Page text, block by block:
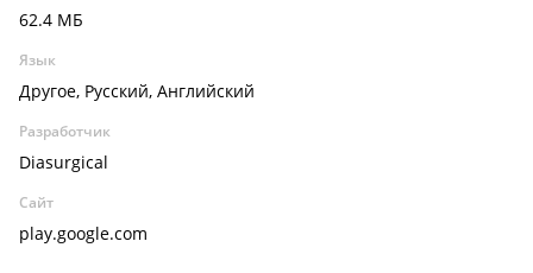
62.4 МБ
Язык
Другое, Русский, Английский
Разработчик
Diasurgical
Сайт
play.google.com